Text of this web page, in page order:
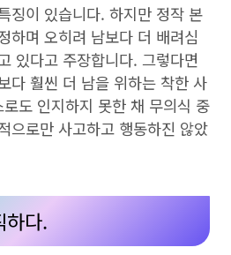
징이 있습니다. 하지만 정작 본
하며 오히려 남보다 더 배려심
있다고 주장합니다. 그렇다면
다 훨씬 더 남을 위하는 착한 사
도 인지하지 못한 채 무의식 중
으로만 사고하고 행동하진 않았
하다.